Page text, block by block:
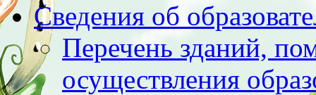
Сведения об
Перечень зданий,
осуществления